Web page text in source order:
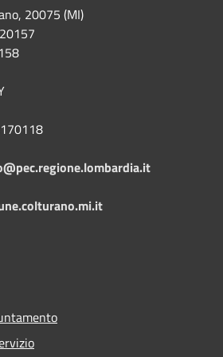
20075 (MI)